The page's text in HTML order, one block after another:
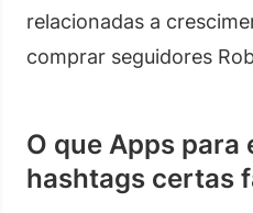
relacionadas a
comprar seguidores
O que Apps para
hashtags certas